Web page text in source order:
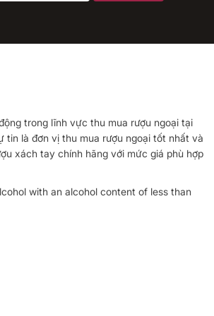
trong lĩnh vực thu mua rượu ngoại tại
tin là đơn vị thu mua rượu ngoại tốt nhất và
xách tay chính hãng với mức giá phù hợp
with an alcohol content of less than